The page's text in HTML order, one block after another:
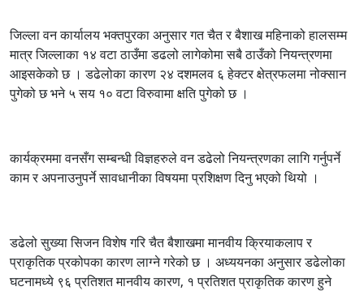
जिल्ला वन कार्यालय भक्तपुरका अनुसार गत चैत र बैशाख महिनाको हालसम्म
मात्र जिल्लाका १४ वटा ठाउँमा डढलो लागेकोमा सबै ठाउँको नियन्त्रणमा
आइसकेको छ । डढेलोका कारण २४ दशमलव ६ हेक्टर क्षेत्रफलमा नोक्सान
पुगेको छ भने ५ सय १० वटा विरुवामा क्षति पुगेको छ ।
कार्यक्रममा वनसँग सम्बन्धी विज्ञहरुले वन डढेलो नियन्त्रणका लागि गर्नुपर्ने
काम र अपनाउनुपर्ने सावधानीका विषयमा प्रशिक्षण दिनु भएको थियो ।
डढेलो सुख्या सिजन विशेष गरि चैत बैशाखमा मानवीय क्रियाकलाप र
प्राकृतिक प्रकोपका कारण लाग्ने गरेको छ । अध्ययनका अनुसार डढेलोका
घटनामध्ये ९६ प्रतिशत मानवीय कारण‚ १ प्रतिशत प्राकृतिक कारण हुने